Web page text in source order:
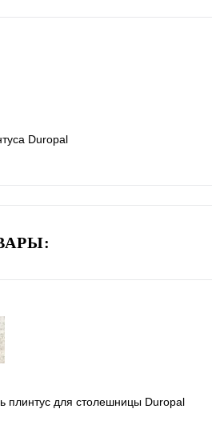
Duropal
плинтус для столешницы Duropal